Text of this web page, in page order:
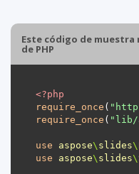
Este código de muestra
de PHP
<?php
require_once (
require_once ( "lib/
use aspose\ slides\
use
aspose\ slides\